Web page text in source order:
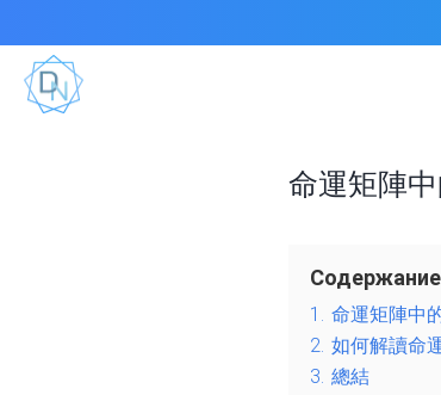
命運矩陣
Содержание
1. 命運矩陣中
2. 如何解讀命
3. 總結